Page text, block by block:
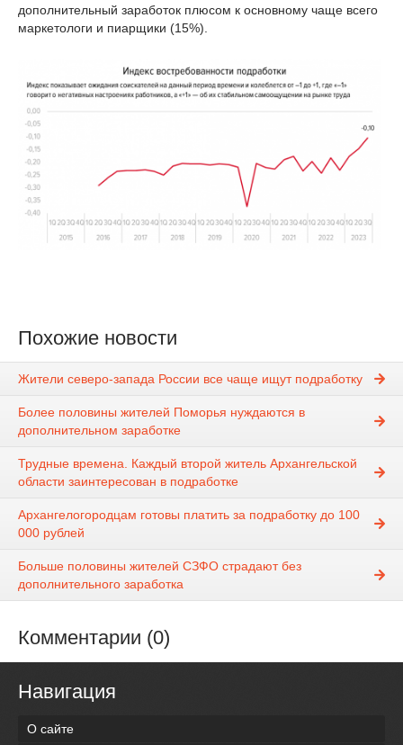
дополнительный заработок плюсом к основному чаще всего
маркетологи и пиарщики (15%).
Похожие новости
Жители северо-запада России все чаще ищут подработку
Более половины жителей Поморья нуждаются в
дополнительном заработке
Трудные времена. Каждый второй житель Архангельской
области заинтересован в подработке
Архангелогородцам готовы платить за подработку до 100
000 рублей
Больше половины жителей СЗФО страдают без
дополнительного заработка
Комментарии (0)
Навигация
О сайте